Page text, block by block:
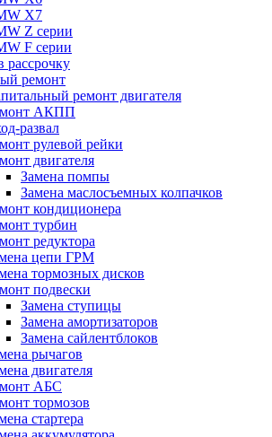
X7
Z серии
F серии
рассрочку
ремонт
ремонт двигателя
АКПП
развал
рулевой рейки
двигателя
Замена помпы
Замена маслосъемных колпачков
кондиционера
турбин
редуктора
цепи ГРМ
тормозных дисков
подвески
Замена ступицы
Замена амортизаторов
Замена сайлентблоков
рычагов
двигателя
АБС
тормозов
стартера